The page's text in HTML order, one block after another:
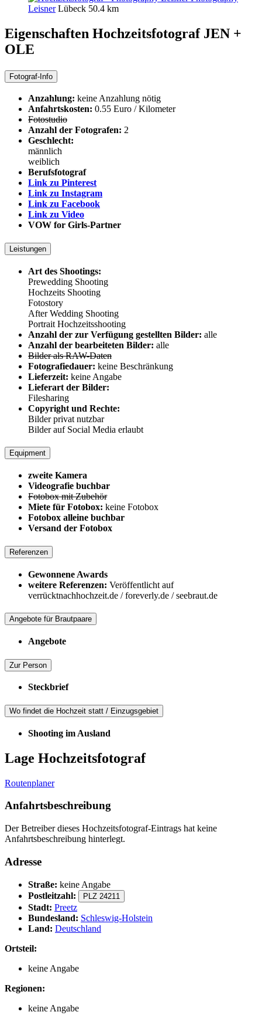
Leisner Lübeck 50.4 km
Eigenschaften Hochzeitsfotograf JEN +
OLE
Fotograf-Info
Anzahlung: keine Anzahlung nötig
Anfahrtskosten: 0.55 Euro / Kilometer
Fotostudio
Anzahl der Fotografen: 2
Geschlecht:
männlich
weiblich
Berufsfotograf
Link zu Pinterest
Link zu Instagram
Link zu Facebook
Link zu Video
VOW for Girls-Partner
Leistungen
Art des Shootings:
Prewedding Shooting
Hochzeits Shooting
Fotostory
After Wedding Shooting
Portrait Hochzeitsshooting
Anzahl der zur Verfügung gestellten Bilder: alle
Anzahl der bearbeiteten Bilder: alle
Bilder als RAW-Daten
Fotografiedauer: keine Beschränkung
Lieferzeit: keine Angabe
Lieferart der Bilder:
Filesharing
Copyright und Rechte:
Bilder privat nutzbar
Bilder auf Social Media erlaubt
Equipment
zweite Kamera
Videografie buchbar
Fotobox mit Zubehör
Miete für Fotobox: keine Fotobox
Fotobox alleine buchbar
Versand der Fotobox
Referenzen
Gewonnene Awards
weitere Referenzen: Veröffentlicht auf
verrücktnachhochzeit.de / foreverly.de / seebraut.de
Angebote für Brautpaare
Angebote
Zur Person
Steckbrief
Wo findet die Hochzeit statt / Einzugsgebiet
Shooting im Ausland
Lage Hochzeitsfotograf
Routenplaner
Anfahrtsbeschreibung
Der Betreiber dieses Hochzeitsfotograf-Eintrags hat keine
Anfahrtsbeschreibung hinterlegt.
Adresse
Straße: keine Angabe
Postleitzahl:
PLZ 24211
Stadt: Preetz
Bundesland: Schleswig-Holstein
Land: Deutschland
Ortsteil:
keine Angabe
Regionen:
keine Angabe